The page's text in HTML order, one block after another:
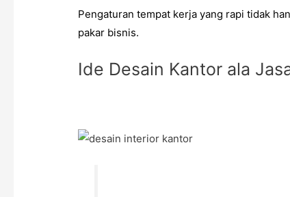
Pengaturan tempat kerja yang rapi tidak
pakar bisnis.
Ide Desain Kantor ala